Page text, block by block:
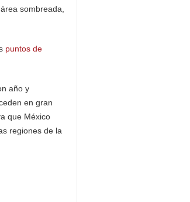
sombreada,
puntos de
año y
en gran
que México
regiones de la